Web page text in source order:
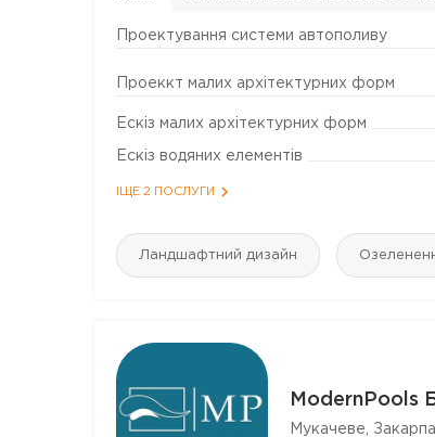
Проектування системи автополиву
Проеккт малих архітектурних форм
Ескіз малих архітектурних форм
Ескіз водяних елементів
ІЩЕ 2 ПОСЛУГИ
Ландшафтний дизайн
ModernPools
Мукачеве,